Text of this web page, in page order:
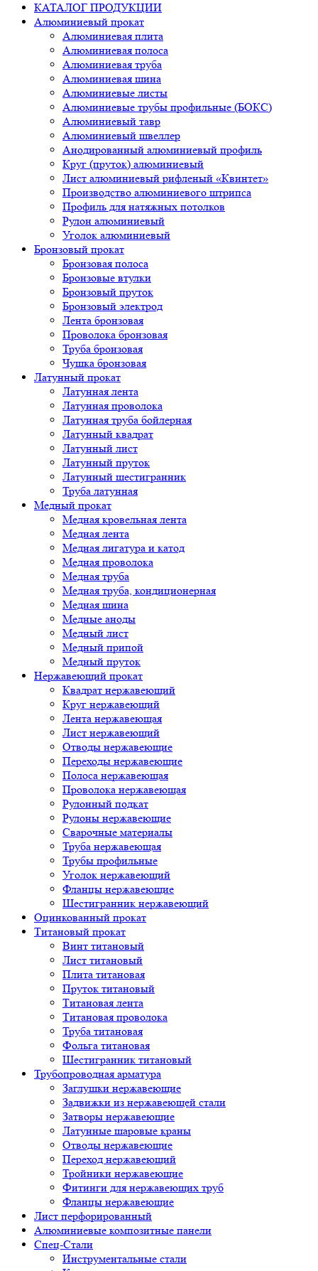
КАТАЛОГ ПРОДУКЦИИ
Алюминиевый прокат
Алюминиевая плита
Алюминиевая полоса
Алюминиевая труба
Алюминиевая шина
Алюминиевые листы
Алюминиевые трубы профильные (БОКС)
Алюминиевый тавр
Алюминиевый швеллер
Анодированный алюминиевый профиль
Круг (пруток) алюминиевый
Лист алюминиевый рифленый «Квинтет»
Производство алюминиевого штрипса
Профиль для натяжных потолков
Рулон алюминиевый
Уголок алюминиевый
Бронзовый прокат
Бронзовая полоса
Бронзовые втулки
Бронзовый пруток
Бронзовый электрод
Лента бронзовая
Проволока бронзовая
Труба бронзовая
Чушка бронзовая
Латунный прокат
Латунная лента
Латунная проволока
Латунная труба бойлерная
Латунный квадрат
Латунный лист
Латунный пруток
Латунный шестигранник
Труба латунная
Медный прокат
Медная кровельная лента
Медная лента
Медная лигатура и катод
Медная проволока
Медная труба
Медная труба, кондиционерная
Медная шина
Медные аноды
Медный лист
Медный припой
Медный пруток
Нержавеющий прокат
Квадрат нержавеющий
Круг нержавеющий
Лента нержавеющая
Лист нержавеющий
Отводы нержавеющие
Переходы нержавеющие
Полоса нержавеющая
Проволока нержавеющая
Рулонный подкат
Рулоны нержавеющие
Сварочные материалы
Труба нержавеющая
Трубы профильные
Уголок нержавеющий
Фланцы нержавеющие
Шестигранник нержавеющий
Оцинкованный прокат
Титановый прокат
Винт титановый
Лист титановый
Плита титановая
Пруток титановый
Титановая лента
Титановая проволока
Труба титановая
Фольга титановая
Шестигранник титановый
Трубопроводная арматура
Заглушки нержавеющие
Задвижки из нержавеющей стали
Затворы нержавеющие
Латунные шаровые краны
Отводы нержавеющие
Переход нержавеющий
Тройники нержавеющие
Фитинги для нержавеющих труб
Фланцы нержавеющие
Лист перфорированный
Алюминиевые композитные панели
Спец-Стали
Инструментальные стали